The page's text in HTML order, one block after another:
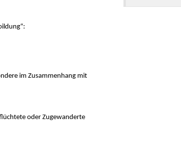
im Zusammenhang mit
oder Zugewanderte